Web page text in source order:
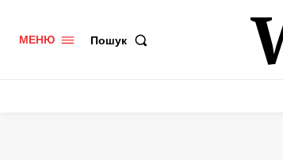
МЕНЮ Пошук